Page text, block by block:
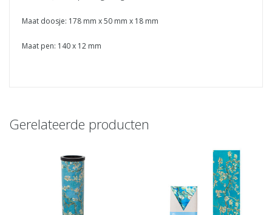
Maat doosje: 178 mm x 50 mm x 18 mm
Maat pen: 140 x 12 mm
Gerelateerde producten